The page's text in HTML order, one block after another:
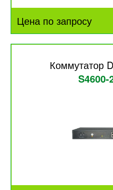
Цена по запросу
Коммутатор
S4600-